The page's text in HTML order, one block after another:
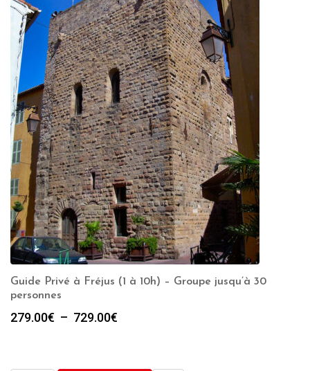
Guide Privé à Fréjus (1 à 10h) – Groupe jusqu’à 30
personnes
279.00€ – 729.00€